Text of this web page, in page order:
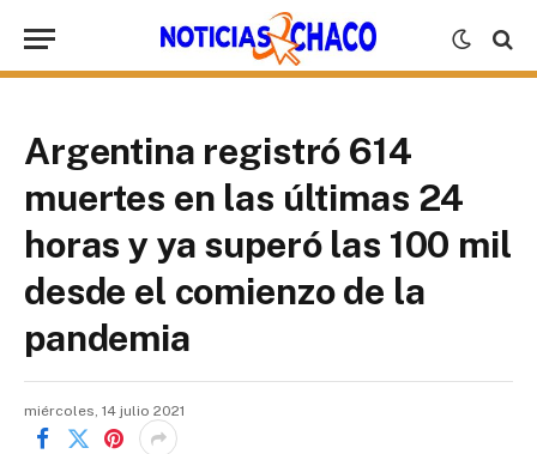
Argentina registró 614
muertes en las últimas 24
horas y ya superó las 100 mil
desde el comienzo de la
pandemia
miércoles, 14 julio 2021